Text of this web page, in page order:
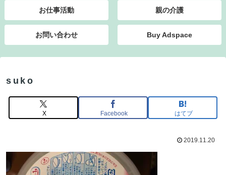
お仕事活動 親の介護
お問い合わせ Buy Adspace
suko
X Facebook はてブ
2019.11.20